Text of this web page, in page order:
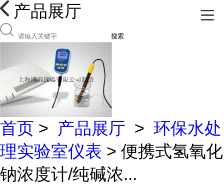
产品展厅
搜索
首页 > 产品展厅 > 环保水处
理实验室仪表 > 便携式氢氧化
钠浓度计/纯碱浓...